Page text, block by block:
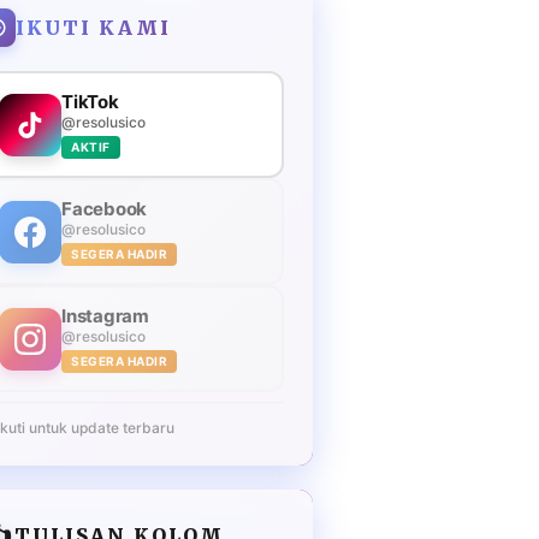
IKUTI KAMI
TikTok
@resolusico
AKTIF
Facebook
@resolusico
SEGERA HADIR
Instagram
@resolusico
SEGERA HADIR
untuk update terbaru